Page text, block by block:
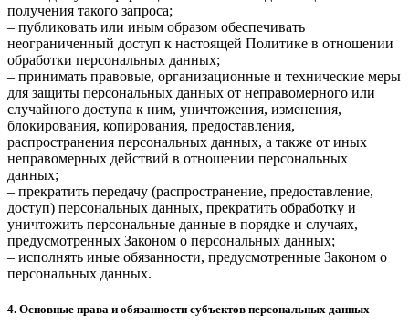
получения такого запроса;
– публиковать или иным образом обеспечивать
неограниченный доступ к настоящей Политике в отношении
обработки персональных данных;
– принимать правовые, организационные и технические меры
для защиты персональных данных от неправомерного или
случайного доступа к ним, уничтожения, изменения,
блокирования, копирования, предоставления,
распространения персональных данных, а также от иных
неправомерных действий в отношении персональных
данных;
– прекратить передачу (распространение, предоставление,
доступ) персональных данных, прекратить обработку и
уничтожить персональные данные в порядке и случаях,
предусмотренных Законом о персональных данных;
– исполнять иные обязанности, предусмотренные Законом о
персональных данных.
4. Основные права и обязанности субъектов персональных данных